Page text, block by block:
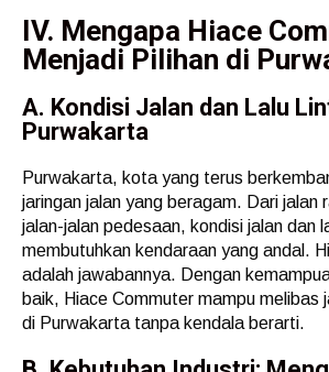
IV. Mengapa Hiace
Menjadi Pilihan di
A. Kondisi Jalan dan Lalu
Purwakarta
Purwakarta, kota yang terus
jaringan jalan yang beragam. Dari jalan
jalan-jalan pedesaan, kondisi jalan dan
membutuhkan kendaraan yang andal.
adalah jawabannya. Dengan
baik, Hiace Commuter mampu melibas
di Purwakarta tanpa kendala berarti.